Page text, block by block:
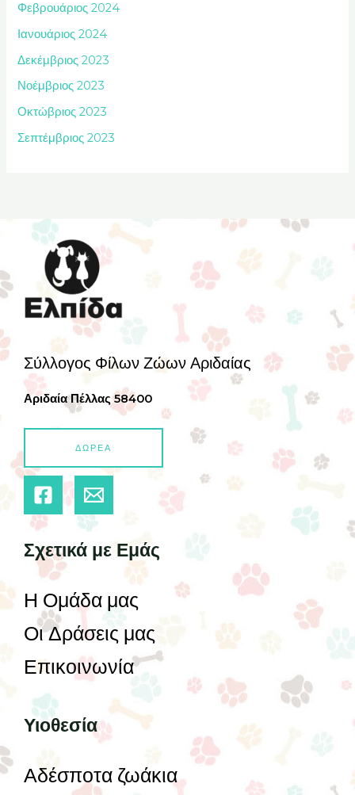
Φεβρουάριος 2024
Ιανουάριος 2024
Δεκέμβριος 2023
Νοέμβριος 2023
Οκτώβριος 2023
Σεπτέμβριος 2023
Σύλλογος Φίλων Ζώων Αριδαίας
Αριδαία Πέλλας 58400
ΔΩΡΕΑ
Σχετικά με Εμάς
Η Ομάδα μας
Οι Δράσεις μας
Επικοινωνία
Υιοθεσία
Αδέσποτα ζωάκια